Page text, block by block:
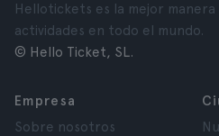
Hellotickets es la mejor
actividades en todo el mundo.
© Hello Ticket, SL.
Empresa
Sobre nosotros